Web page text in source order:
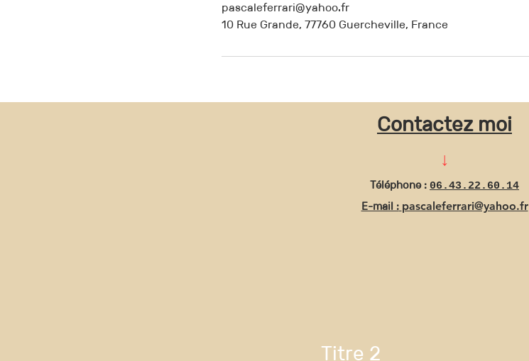
pascaleferrari@yahoo.fr
10 Rue Grande, 77760 Guercheville, France
Contactez moi
↓
Téléphone : 06.43.22.60.14
E-mail : pascaleferrari@yahoo.fr
Titre 2